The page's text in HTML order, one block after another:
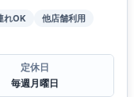
れOK
他店舗利用
定休日
毎週月曜日